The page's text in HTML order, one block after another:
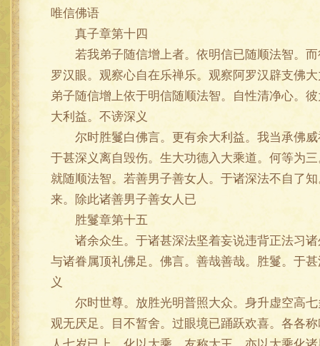
唯信佛语
真子章第十四
若我弟子随信增上者。依明信已随顺法智。而
罗汉眼。观察心自在乐禅乐。观察阿罗汉辟支佛
弟子随信增上依于明信随顺法智。自性清净心。
大利益。不谤深义
尔时胜鬘白佛言。更有余大利益。我当承佛威
于甚深义离自毁伤。生大功德入大乘道。何等为
就随顺法智。若善男子善女人。于诸深法不自了
来。除此诸善男子善女人已
胜鬘章第十五
诸余众生。于诸甚深法坚着妄说违背正法习诸
与诸眷属顶礼佛足。佛言。善哉善哉。胜鬘。于
义
尔时世尊。放胜光明普照大众。身升虚空高七
观无厌足。目不暂舍。过眼境已踊跃欢喜。各各